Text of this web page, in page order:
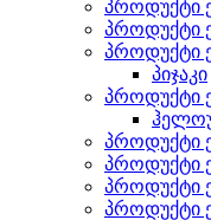
პროდუქტი
პროდუქტი
პროდუქტი
პიჯაკი
პროდუქტი
პროდუქტი
პროდუქტი
პროდუქტი
პროდუქტი